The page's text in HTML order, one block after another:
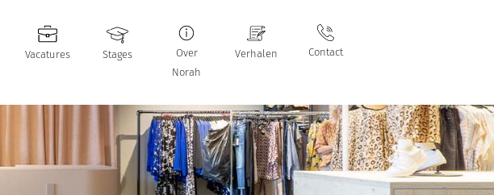
Vacatures Stages
Over
Norah
Verhalen Contact